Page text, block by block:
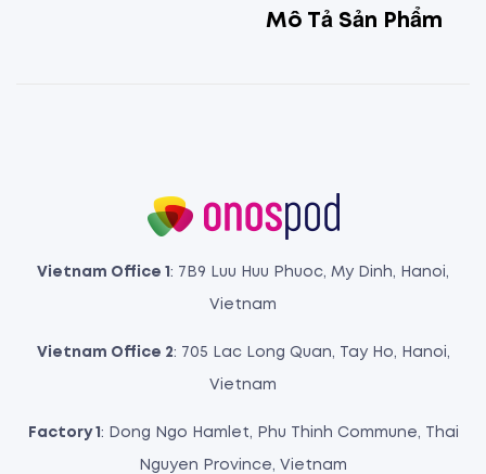
Mô Tả Sản Phẩm
Vietnam Office 1 : 7B9 Luu Huu Phuoc, My Dinh, Hanoi,
Vietnam
Vietnam Office 2: 705 Lac Long Quan, Tay Ho, Hanoi,
Vietnam
Factory 1 : Dong Ngo Hamlet, Phu Thinh Commune, Thai
Nguyen Province, Vietnam